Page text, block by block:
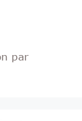
par